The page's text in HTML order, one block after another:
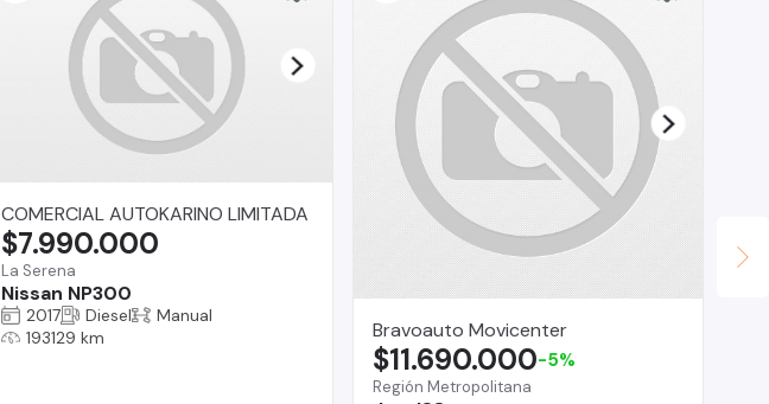
COMERCIAL AUTOKARINO LIMITADA
La Serena
Nissan NP300
$7.990.000
2017 Diesel
Manual
193129 km
Bravoauto Movicenter
Región Metropolitana
$11.690.000-5%